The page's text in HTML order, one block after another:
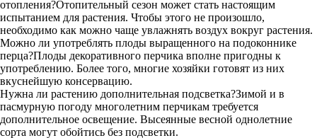
отопления?Отопительный сезон может стать настоящим
испытанием для растения. Чтобы этого не произошло,
необходимо как можно чаще увлажнять воздух вокруг растения.
Можно ли употреблять плоды выращенного на подоконнике
перца?Плоды декоративного перчика вполне пригодны к
употреблению. Более того, многие хозяйки готовят из них
вкуснейшую консервацию.
Нужна ли растению дополнительная подсветка?Зимой и в
пасмурную погоду многолетним перчикам требуется
дополнительное освещение. Высеянные весной однолетние
сорта могут обойтись без подсветки.